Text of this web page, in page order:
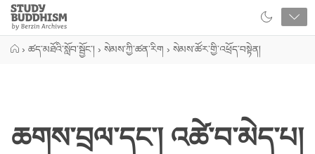
Close
Study
Buddhism
› ཚད་མཐོའི་སློབ་སྦྱོང་། › སེམས་ཀྱི་ཚན་རིག › སེམས་ཚོར་གྱི་འཕྲོད་བསྟེན།
ཆགས་བྲལ་དང་། འཚེ་བ་མེད་པ།